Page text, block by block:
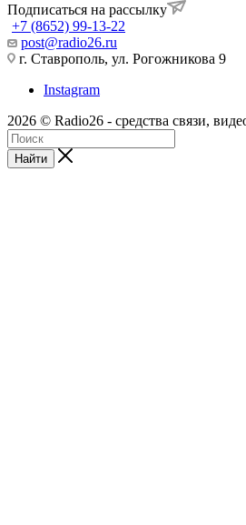
Подписаться на рассылку
+7 (8652) 99-13-22
post@radio26.ru
г. Ставрополь, ул. Рогожникова 9
Instagram
2026 © Radio26 - средства связи,
Найти